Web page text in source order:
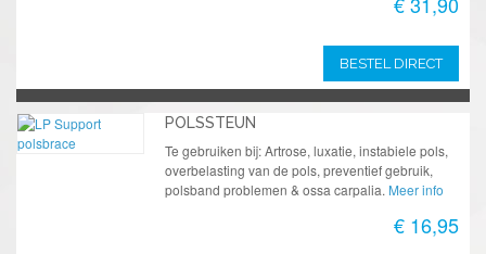
BESTEL DIRECT
POLSSTEUN
Te gebruiken bij: Artrose, luxatie, instabiele pols,
overbelasting van de pols, preventief gebruik,
polsband problemen & ossa carpalia. Meer info
€ 16,95